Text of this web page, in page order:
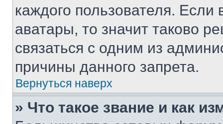
каждого пользователя.
аватары, то значит таково
связаться с одним из
причины данного запрета.
Вернуться наверх
» Что такое звание и как